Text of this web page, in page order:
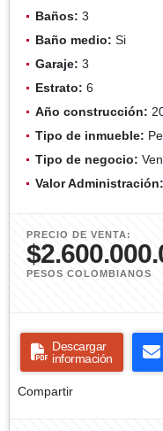
Baños: 3
Baño medio: Si
Garaje: 3
Estrato: 6
Año construcción:
Tipo de inmueble:
Tipo de negocio:
Valor Administración:
PRECIO DE VENTA:
PESOS COLOMBIANOS
Descargar
información
Compartir